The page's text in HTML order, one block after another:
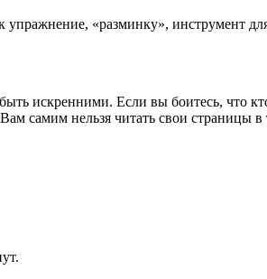
«разминку», инструмент
искренними. Если вы боитесь, что
самим нельзя читать свои страницы